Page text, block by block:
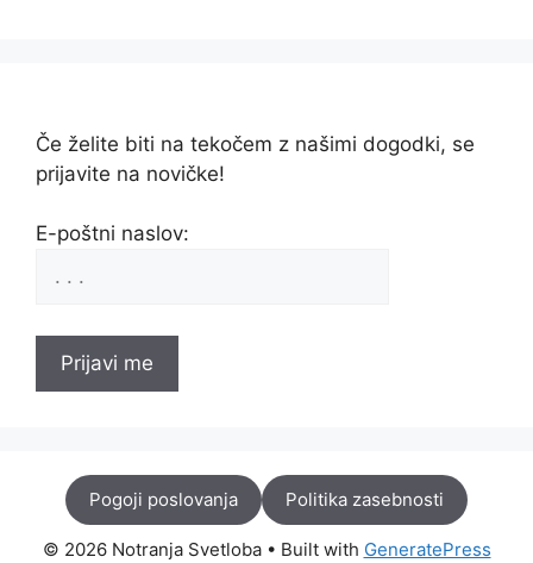
Če želite biti na tekočem z našimi dogodki, se
prijavite na novičke!
E-poštni naslov:
Pogoji poslovanja Politika zasebnosti
© 2026 Notranja Svetloba• Built with GeneratePress